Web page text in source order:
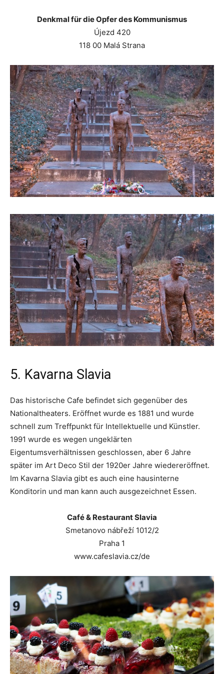
Denkmal für die Opfer des Kommunismus
Újezd 420
118 00 Malá Strana
5. Kavarna Slavia
Das historische Cafe befindet sich gegenüber des
Nationaltheaters. Eröffnet wurde es 1881 und wurde
schnell zum Treffpunkt für Intellektuelle und Künstler.
1991 wurde es wegen ungeklärten
Eigentumsverhältnissen geschlossen, aber 6 Jahre
später im Art Deco Stil der 1920er Jahre wiedereröffnet.
Im Kavarna Slavia gibt es auch eine hausinterne
Konditorin und man kann auch ausgezeichnet Essen.
Café & Restaurant Slavia
Smetanovo nábřeží 1012/2
Praha 1
www.cafeslavia.cz/de